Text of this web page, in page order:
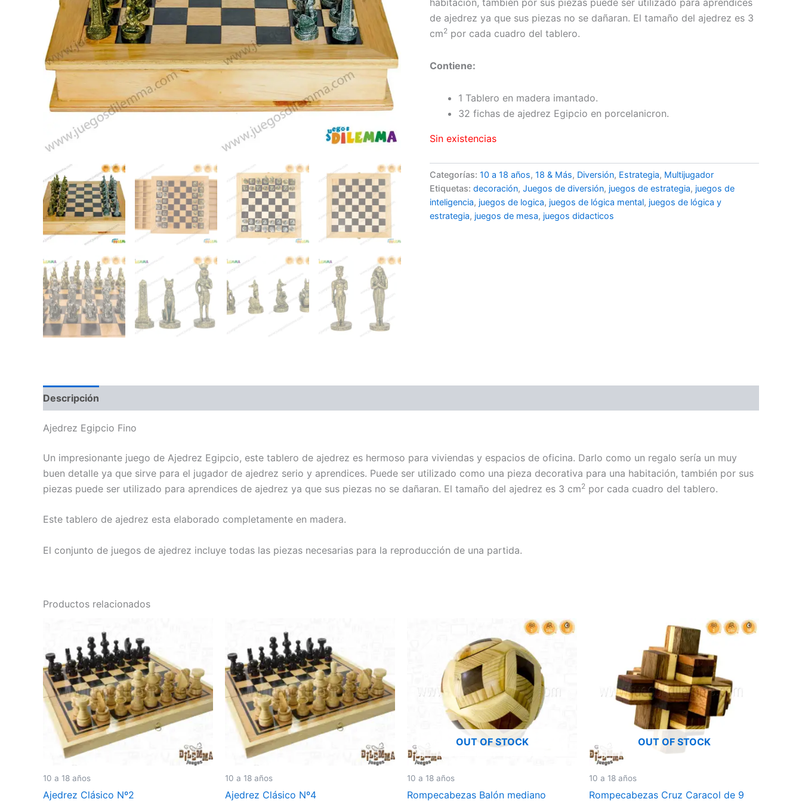
de ajedrez ya que sus piezas no se dañaran. El tamaño del ajedrez es 3
cm2 por cada cuadro del tablero.
Contiene:
1 Tablero en madera imantado.
32 fichas de ajedrez Egipcio en porcelanicron.
Sin existencias
Categorías: 10 a 18 años, 18 & Más, Diversión, Estrategia, Multijugador
Etiquetas: decoración, Juegos de diversión, juegos de estrategia, juegos de
inteligencia, juegos de logica, juegos de lógica mental, juegos de lógica y
estrategia, juegos de mesa, juegos didacticos
Descripción
Ajedrez Egipcio Fino
Un impresionante juego de Ajedrez Egipcio, este tablero de ajedrez es hermoso para viviendas y espacios de oficina. Darlo como un regalo sería un muy
buen detalle ya que sirve para el jugador de ajedrez serio y aprendices. Puede ser utilizado como una pieza decorativa para una habitación, también por sus
piezas puede ser utilizado para aprendices de ajedrez ya que sus piezas no se dañaran. El tamaño del ajedrez es 3 cm2 por cada cuadro del tablero.
Este tablero de ajedrez esta elaborado completamente en madera.
El conjunto de juegos de ajedrez incluye todas las piezas necesarias para la reproducción de una partida.
Productos relacionados
10 a 18 años
Ajedrez Clásico Nº2
10 a 18 años
Ajedrez Clásico Nº4
OUT OF STOCK
10 a 18 años
Rompecabezas Balón mediano
OUT OF STOCK
10 a 18 años
Rompecabezas Cruz Caracol de 9